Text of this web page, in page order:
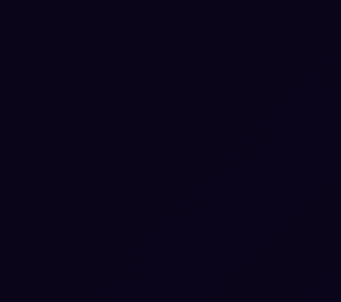
to również większe ryzyko naruszeń
zgodności z aktualnymi regulacjami
które nie są regularnie aktualizowane,
ataki, a błędy w ich kodzie mogą naruszać
aktualizacjom i zgodności z
bezpieczeństwa, minimalizuje to
i rozwój ekosystemu gwarantują,
zgodny z przepisami i aktualnymi
– bez konieczności kosztownych